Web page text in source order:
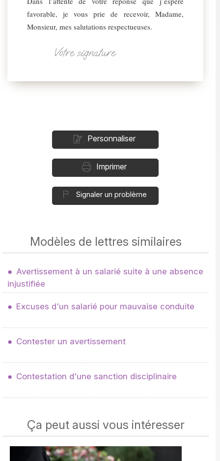
favorable, je vous prie de recevoir, Madame,
Monsieur, mes salutations respectueuses.
Votre signature
Personnaliser
Imprimer
Signaler un problème
Modèles de lettres similaires
Avertissement à un salarié suite à une absence
injustifiée
Excuses d'un salarié pour mauvaise conduite
Contester un avertissement
Contestation d'une sanction disciplinaire
Ça peut aussi vous intéresser